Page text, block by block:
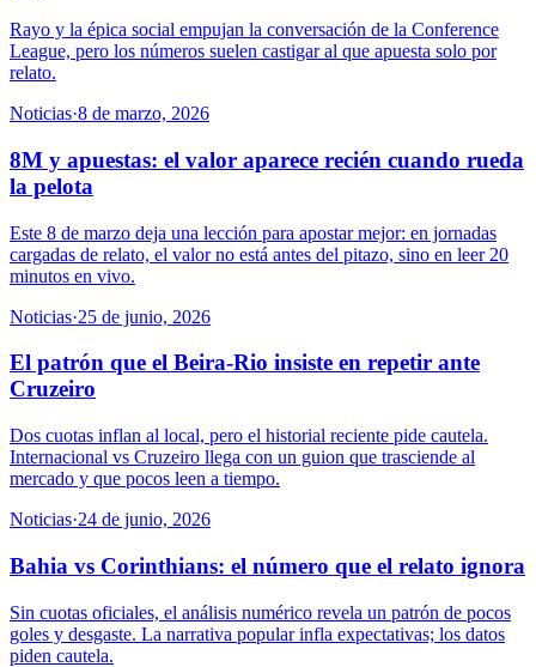
Rayo y la épica social empujan la conversación de la Conference
League, pero los números suelen castigar al que apuesta solo por
relato.
Noticias·8 de marzo, 2026
8M y apuestas: el valor aparece recién cuando rueda
la pelota
Este 8 de marzo deja una lección para apostar mejor: en jornadas
cargadas de relato, el valor no está antes del pitazo, sino en leer 20
minutos en vivo.
Noticias·25 de junio, 2026
El patrón que el Beira-Rio insiste en repetir ante
Cruzeiro
Dos cuotas inflan al local, pero el historial reciente pide cautela.
Internacional vs Cruzeiro llega con un guion que trasciende al
mercado y que pocos leen a tiempo.
Noticias·24 de junio, 2026
Bahia vs Corinthians: el número que el relato ignora
Sin cuotas oficiales, el análisis numérico revela un patrón de pocos
goles y desgaste. La narrativa popular infla expectativas; los datos
piden cautela.